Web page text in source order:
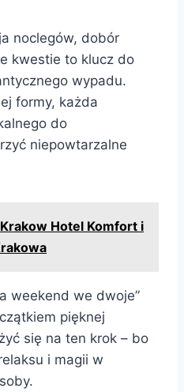
noclegów, dobór
kwestie to klucz do
wypadu.
formy, każda
do
niepowtarzalne
Hotel Komfort i
weekend we dwoje”
pięknej
się na ten krok – bo
i magii w